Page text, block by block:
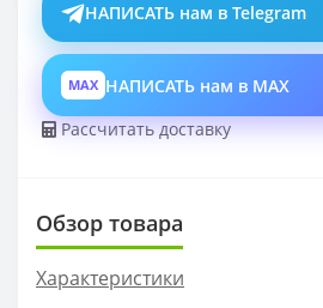
НАПИСАТЬ нам в Telegram
MAX НАПИСАТЬ нам в MAX
Рассчитать доставку
Обзор товара
Характеристики